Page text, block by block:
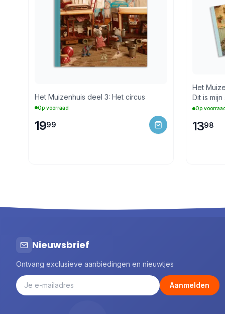
Het Muizenhuis deel 3: Het circus
Op voorraad
1999
Het
Dit is mijn
Op
1398
Nieuwsbrief
Ontvang exclusieve aanbiedingen en nieuwtjes
Aanmelden